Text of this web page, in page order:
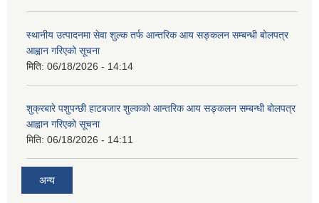
स्थानीय उत्पादनमा सेवा शुल्क तर्फ आन्तरिक आय सङ्कलन सम्बन्धी बोलपत्र
आह्वान गरिएको सूचना
मिति: 06/18/2026 - 14:14
शुक्रबारे पशुपन्छी हाटबजार शुल्कको आन्तरिक आय सङ्कलन सम्बन्धी बोलपत्र
आह्वान गरिएको सूचना
मिति: 06/18/2026 - 14:11
अन्य